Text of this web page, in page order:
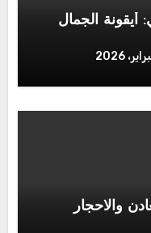
الجمال
والاحجار